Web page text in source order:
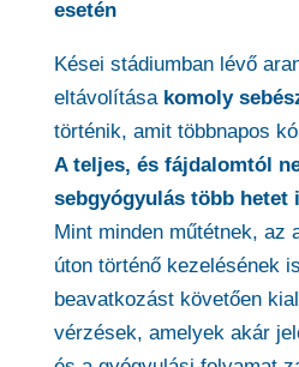
esetén
Kései stádiumban lévő
eltávolítása komoly
történik, amit többnapos
A teljes, és fájdalomtól
sebgyógyulás több hetet
Mint minden műtétnek, az
úton történő kezelésének
beavatkozást követően
vérzések, amelyek akár